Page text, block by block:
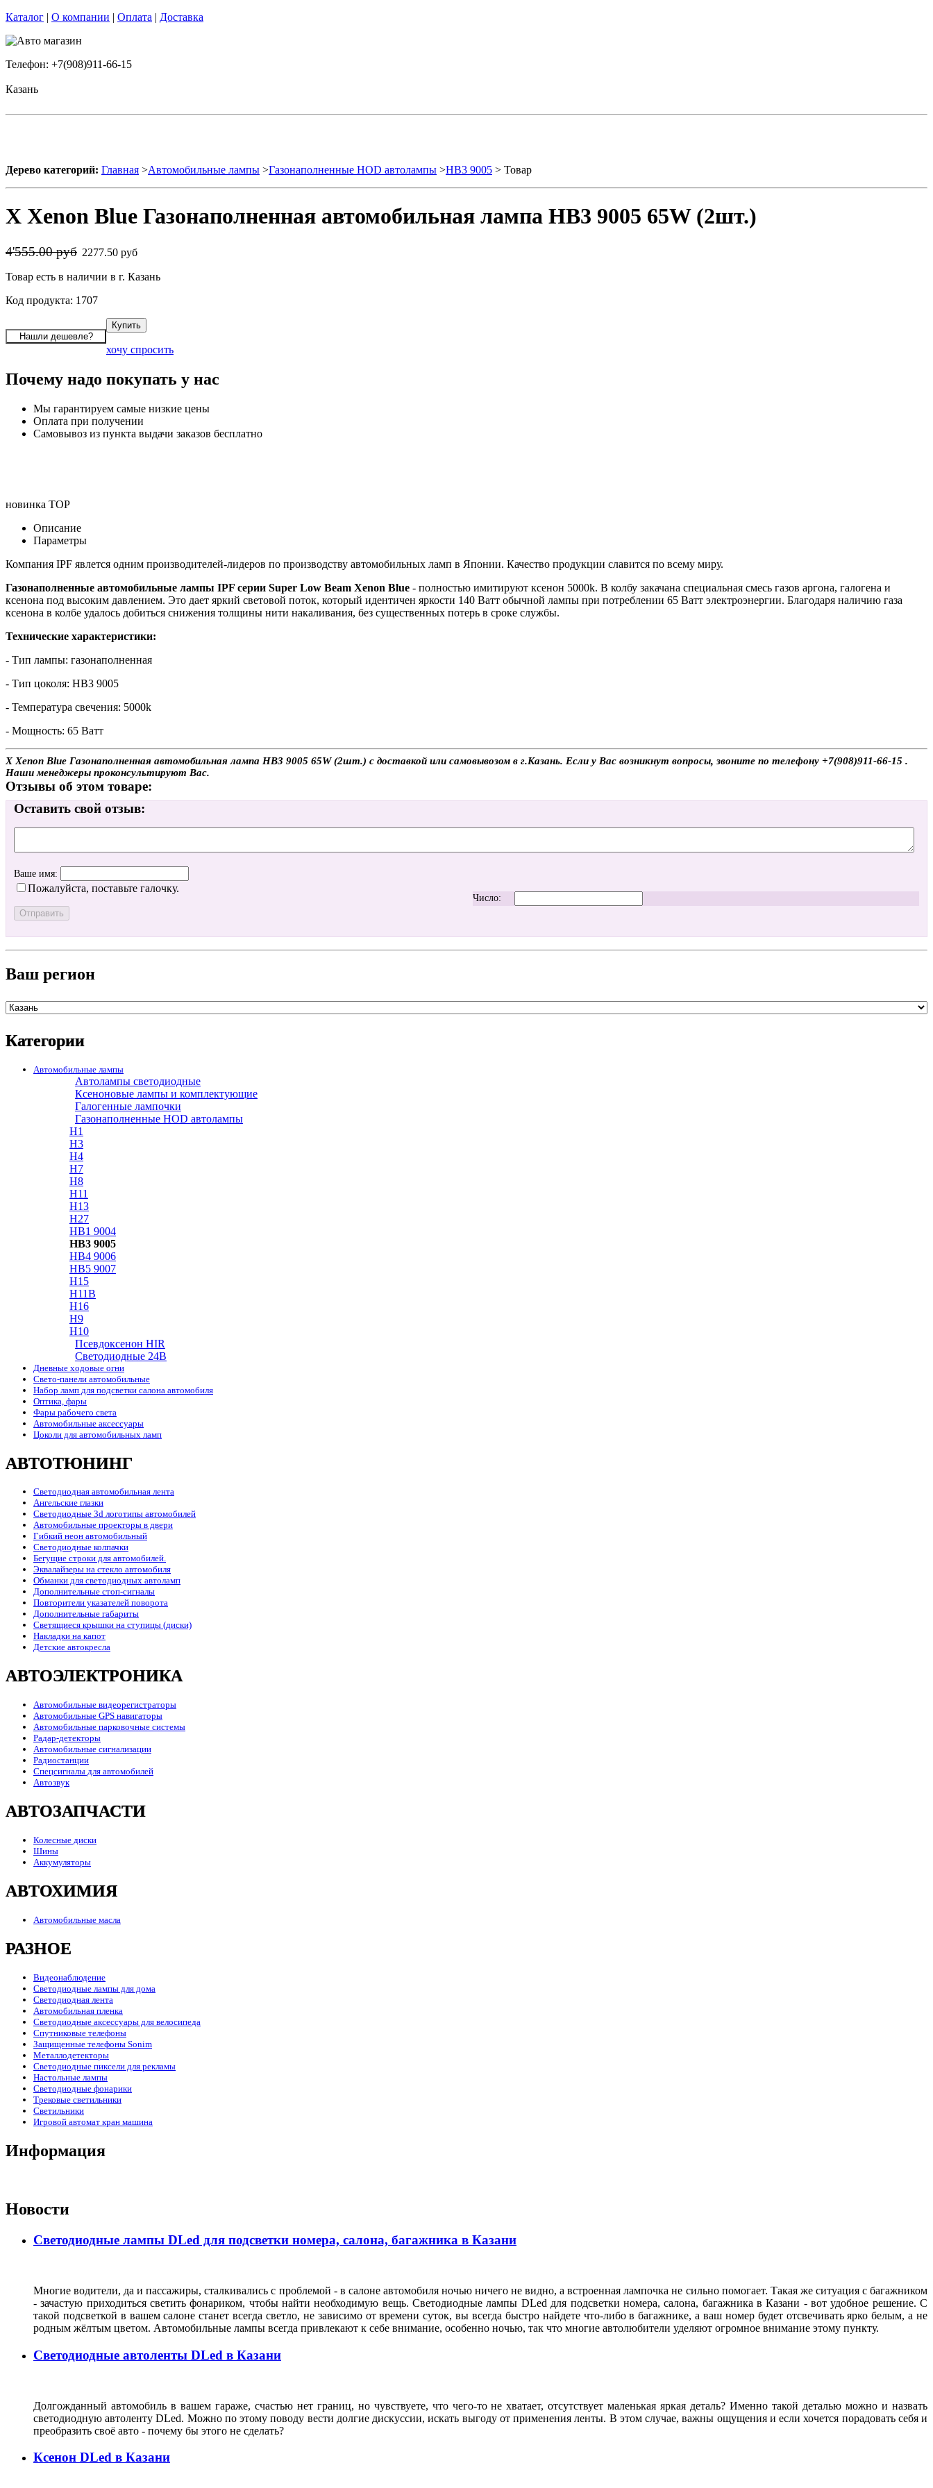
Каталог | О компании | Оплата | Доставка
Телефон: +7(908)911-66-15
Казань
Дерево категорий: Главная >Автомобильные лампы >Газонаполненные HOD автолампы >HB3 9005 > Товар
X Xenon Blue Газонаполненная автомобильная лампа HB3 9005 65W (2шт.)
4'555.00 руб 2277.50 руб
Товар есть в наличии в г. Казань
Код продукта: 1707
хочу спросить
Почему надо покупать у нас
Мы гарантируем самые низкие цены
Оплата при получении
Самовывоз из пункта выдачи заказов бесплатно
новинка TOP
Описание
Параметры
Компания IPF явлется одним производителей-лидеров по производству автомобильных ламп в Японии. Качество продукции славится по всему миру.
Газонаполненные автомобильные лампы IPF серии Super Low Beam Xenon Blue - полностью имитируют ксенон 5000k. В колбу закачана специальная смесь газов аргона, галогена и
ксенона под высоким давлением. Это дает яркий световой поток, который идентичен яркости 140 Ватт обычной лампы при потреблении 65 Ватт электроэнергии. Благодаря наличию газа
ксенона в колбе удалось добиться снижения толщины нити накаливания, без существенных потерь в сроке службы.
Технические характеристики:
- Тип лампы: газонаполненная
- Тип цоколя: HB3 9005
- Температура свечения: 5000k
- Мощность: 65 Ватт
X Xenon Blue Газонаполненная автомобильная лампа HB3 9005 65W (2шт.) с доставкой или самовывозом в г.Казань. Если у Вас возникнут вопросы, звоните по телефону +7(908)911-66-15 .
Наши менеджеры проконсультируют Вас.
Отзывы об этом товаре:
Оставить свой отзыв:
Ваше имя:
Пожалуйста, поставьте галочку.
Число:
Ваш регион
Категории
Автомобильные лампы
Автолампы светодиодные
Ксеноновые лампы и комплектующие
Галогенные лампочки
Газонаполненные HOD автолампы
H1
H3
H4
H7
H8
H11
H13
H27
HB1 9004
HB3 9005
HB4 9006
HB5 9007
H15
H11B
H16
H9
H10
Псевдоксенон HIR
Cветодиодные 24B
Дневные ходовые огни
Свето-панели автомобильные
Набор ламп для подсветки салона автомобиля
Оптика, фары
Фары рабочего света
Автомобильные аксессуары
Цоколи для автомобильных ламп
АВТОТЮНИНГ
Светодиодная автомобильная лента
Ангельские глазки
Светодиодные 3d логотипы автомобилей
Автомобильные проекторы в двери
Гибкий неон автомобильный
Светодиодные колпачки
Бегущие строки для автомобилей.
Эквалайзеры на стекло автомобиля
Обманки для светодиодных автоламп
Дополнительные стоп-сигналы
Повторители указателей поворота
Дополнительные габариты
Светящиеся крышки на ступицы (диски)
Накладки на капот
Детские автокресла
АВТОЭЛЕКТРОНИКА
Автомобильные видеорегистраторы
Автомобильные GPS навигаторы
Автомобильные парковочные системы
Радар-детекторы
Автомобильные сигнализации
Радиостанции
Спецсигналы для автомобилей
Автозвук
АВТОЗАПЧАСТИ
Колесные диски
Шины
Аккумуляторы
АВТОХИМИЯ
Автомобильные масла
РАЗНОЕ
Видеонаблюдение
Светодиодные лампы для дома
Светодиодная лента
Автомобильная пленка
Светодиодные аксессуары для велосипеда
Спутниковые телефоны
Защищенные телефоны Sonim
Металлодетекторы
Светодиодные пиксели для рекламы
Настольные лампы
Светодиодные фонарики
Трековые светильники
Светильники
Игровой автомат кран машина
Информация
Новости
Светодиодные лампы DLed для подсветки номера, салона, багажника в Казани
Многие водители, да и пассажиры, сталкивались с проблемой - в салоне автомобиля ночью ничего не видно, а встроенная лампочка не сильно помогает. Такая же ситуация с багажником
- зачастую приходиться светить фонариком, чтобы найти необходимую вещь. Светодиодные лампы DLed для подсветки номера, салона, багажника в Казани - вот удобное решение. С
такой подсветкой в вашем салоне станет всегда светло, не зависимо от времени суток, вы всегда быстро найдете что-либо в багажнике, а ваш номер будет отсвечивать ярко белым, а не
родным жёлтым цветом. Автомобильные лампы всегда привлекают к себе внимание, особенно ночью, так что многие автолюбители уделяют огромное внимание этому пункту.
Светодиодные автоленты DLed в Казани
Долгожданный автомобиль в вашем гараже, счастью нет границ, но чувствуете, что чего-то не хватает, отсутствует маленькая яркая деталь? Именно такой деталью можно и назвать
светодиодную автоленту DLed. Можно по этому поводу вести долгие дискуссии, искать выгоду от применения ленты. В этом случае, важны ощущения и если хочется порадовать себя и
преобразить своё авто - почему бы этого не сделать?
Ксенон DLed в Казани